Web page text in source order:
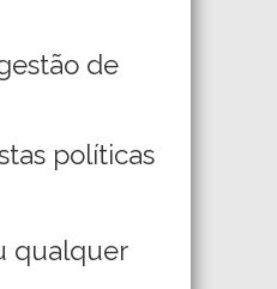
de
políticas
qualquer